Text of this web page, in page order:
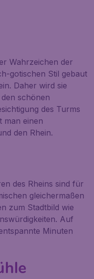
Wahrzeichen der
gotischen Stil gebaut
Daher wird sie
schönen
des Turms
man einen
den Rhein.
des Rheins sind für
gleichermaßen
zum Stadtbild wie
Auf
Minuten